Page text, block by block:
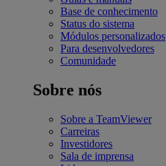
Base de conhecimento
Status do sistema
Módulos personalizados
Para desenvolvedores
Comunidade
Sobre nós
Sobre a TeamViewer
Carreiras
Investidores
Sala de imprensa